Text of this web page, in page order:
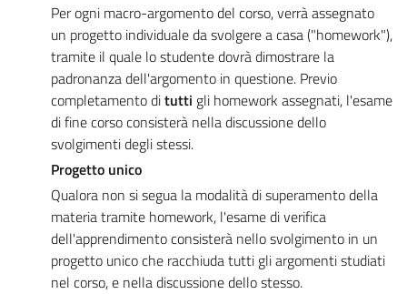
Per ogni macro-argomento del corso, verrà assegnato
un progetto individuale da svolgere a casa ("homework"),
tramite il quale lo studente dovrà dimostrare la
padronanza dell'argomento in questione. Previo
completamento ditutti gli homework assegnati, l'esame
di fine corso consisterà nella discussione dello
svolgimenti degli stessi.
Progetto unico
Qualora non si segua la modalità di superamento della
materia tramite homework, l'esame di verifica
dell'apprendimento consisterà nello svolgimento in un
progetto unico che racchiuda tutti gli argomenti studiati
nel corso, e nella discussione dello stesso.